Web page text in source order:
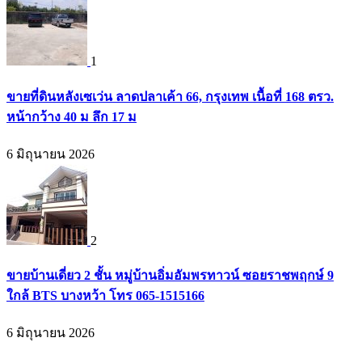
1
ขายที่ดินหลังเซเว่น ลาดปลาเค้า 66, กรุงเทพ เนื้อที่ 168 ตรว.
หน้ากว้าง 40 ม ลึก 17 ม
6 มิถุนายน 2026
2
ขายบ้านเดี่ยว 2 ชั้น หมู่บ้านอิ่มอัมพรทาวน์ ซอยราชพฤกษ์ 9
ใกล้ BTS บางหว้า โทร 065-1515166
6 มิถุนายน 2026